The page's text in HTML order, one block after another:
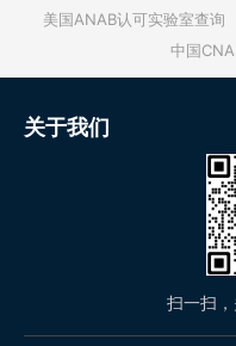
美国ANAB认可实验室查询
中国
关于我们
扫一扫